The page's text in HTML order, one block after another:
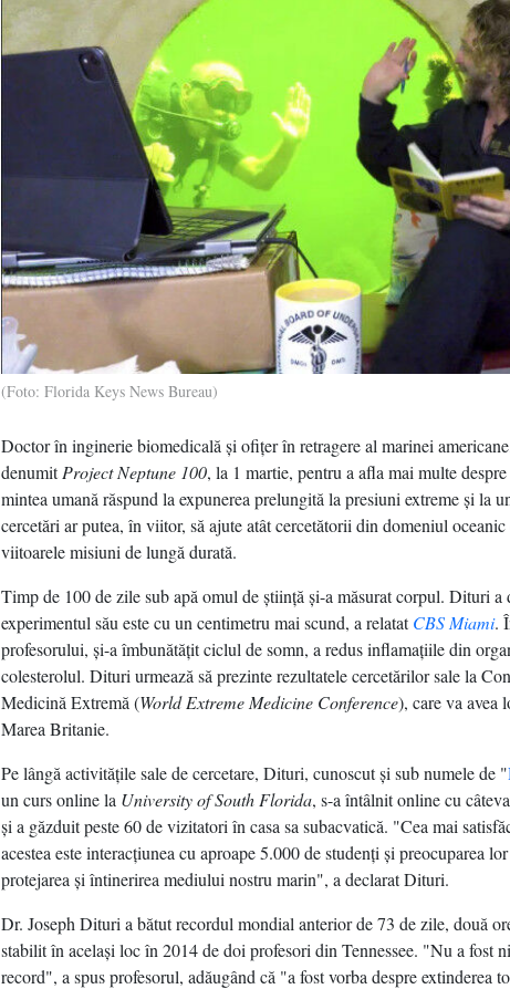
(Foto: Florida Keys News Bureau)
Doctor în inginerie biomedicală şi ofiţer în retragere al marinei
denumitProject Neptune 100, la 1 martie, pentru a afla mai multe
mintea umană răspund la expunerea prelungită la presiuni extreme şi la
cercetări ar putea, în viitor, să ajute atât cercetătorii din domeniul
viitoarele misiuni de lungă durată.
Timp de 100 de zile sub apă omul de ştiinţă şi-a măsurat corpul. Dituri a
experimentul său este cu un centimetru mai scund, a relatatCBS Miami.
profesorului, şi-a îmbunătăţit ciclul de somn, a redus inflamaţiile din
colesterolul. Dituri urmează să prezinte rezultatele cercetărilor sale la
Medicină Extremă (World Extreme Medicine Conference), care va avea
Marea Britanie.
Pe lângă activităţile sale de cercetare, Dituri, cunoscut şi sub numele de "
un curs online la University of South Florida, s-a întâlnit online cu
şi a găzduit peste 60 de vizitatori în casa sa subacvatică. "Cea mai
acestea este interacţiunea cu aproape 5.000 de studenţi şi preocuparea
protejarea şi întinerirea mediului nostru marin", a declarat Dituri.
Dr. Joseph Dituri a bătut recordul mondial anterior de 73 de zile, două
stabilit în acelaşi loc în 2014 de doi profesori din Tennessee. "Nu a fost
record", a spus profesorul, adăugând că "a fost vorba despre extinderea